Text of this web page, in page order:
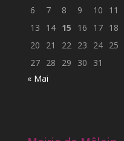
6
7 8 9 10 11
13
14 15 16 17 18
20
21 22 23 24 25
27 28 29 30
31
« Mai